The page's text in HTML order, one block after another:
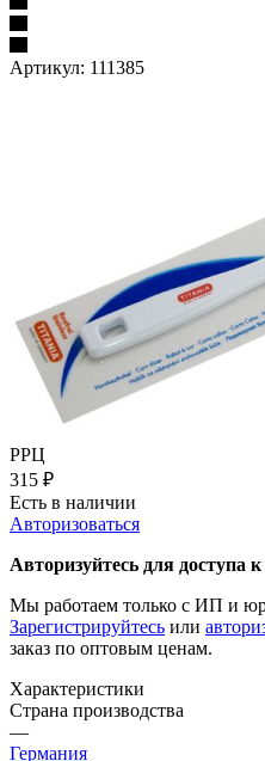
Артикул: 111385
РРЦ
315 ₽
Есть в наличии
Авторизоваться
Авторизуйтесь для
Мы работаем только с ИП и
Зарегистрируйтесь или
заказ по оптовым ценам.
Характеристики
Страна производства
—
Германия